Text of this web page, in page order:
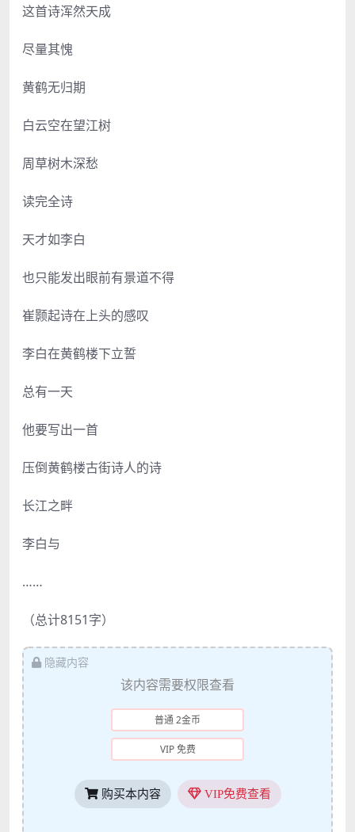
这首诗浑然天成
尽量其愧
黄鹤无归期
白云空在望江树
周草树木深愁
读完全诗
天才如李白
也只能发出眼前有景道不得
崔颢起诗在上头的感叹
李白在黄鹤楼下立誓
总有一天
他要写出一首
压倒黄鹤楼古街诗人的诗
长江之畔
李白与
……
（总计8151字）
隐藏内容
该内容需要权限查看
普通 2金币
VIP 免费
购买本内容 VIP免费查看